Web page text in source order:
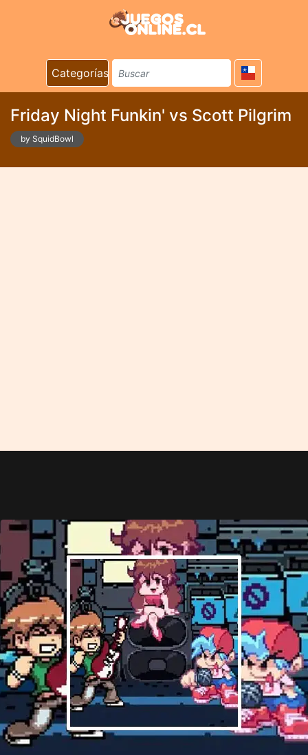
Categorías
Friday Night Funkin' vs Scott Pilgrim
by SquidBowl